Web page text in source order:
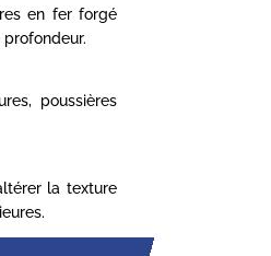
en fer forgé
poussières
la texture